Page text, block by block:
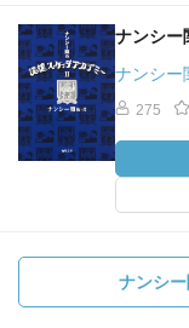
ナンシー
ナンシー
275
ナンシ